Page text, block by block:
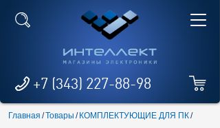
+7 (343) 227-88-98
Главная /Товары / КОМПЛЕКТУЮЩИЕ ДЛЯ ПК/